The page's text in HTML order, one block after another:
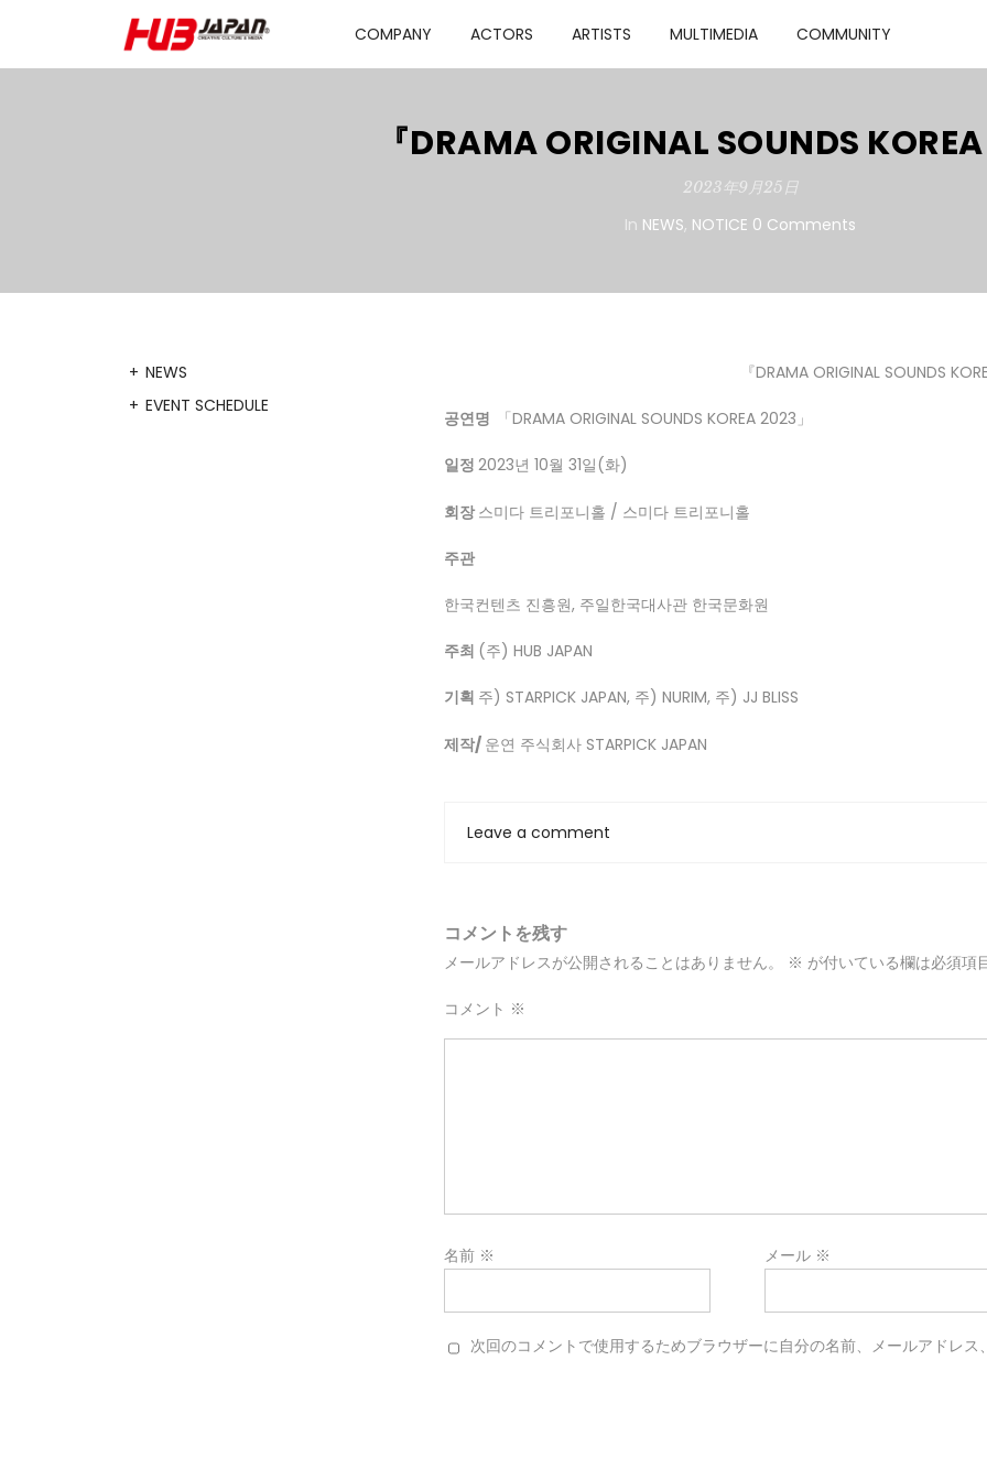
COMPANY ACTORS ARTISTS MULTIMEDIA COMMUNITY
『DRAMA ORIGINAL SOUNDS
2023年9月25日
In NEWS, NOTICE 0 Comments
『DRAMA ORIGINAL SOUNDS
공연명 「DRAMA ORIGINAL SOUNDS KOREA 2023」
일정 2023년 10월 31일(화)
회장스미다 트리포니홀 / 스미다 트리포니홀
주관
한국컨텐츠 진흥원, 주일한국대사관 한국문화원
주최 (주) HUB JAPAN
기획 주) STARPICK JAPAN, 주) NURIM, 주) JJ BLISS
제작/ 운연 주식회사 STARPICK JAPAN
Leave a comment
コメントを残す
メールアドレスが公開されることはありません。 ※ が付いている欄は必須項
コメント ※
名前 ※ メール ※
次回のコメントで使用するためブラウザーに自分の名前、メールアドレス
NEWS
EVENT SCHEDULE